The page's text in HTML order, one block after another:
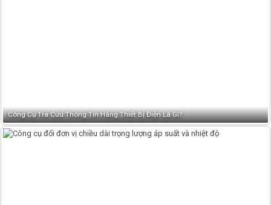
Công Cụ Tra Cứu Thông Tin Hãng Thiết Bị Điện Là Gì?